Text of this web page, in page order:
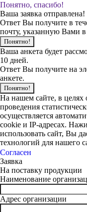
Понятно, спасибо!
Ваша заявка отправлена!
Ответ Вы получите в
почту, указанную Вами в
Понятно!
Ваша анкета будет
10 дней.
Ответ Вы получите на
анкете.
Понятно!
На нашем сайте, в целях
проведения
осуществляется
cookie и IP-адресах.
использовать сайт, Вы
технологий для нашего
Согласен
Заявка
На поставку продукции
Наименование
Адрес организации